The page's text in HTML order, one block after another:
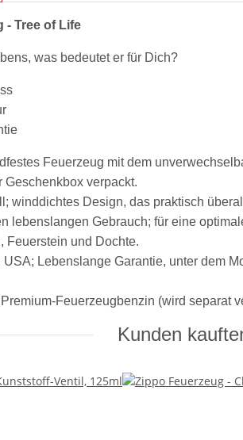
- Tree of Life
was bedeutet er für Dich?
Feuerzeug mit dem
Geschenkbox verpackt.
winddichtes Design, das praktisch
lebenslangen Gebrauch; für eine
Feuerstein und Dochte.
USA; Lebenslange Garantie, unter dem
Feuerzeugbenzin (wird separat
Kunden